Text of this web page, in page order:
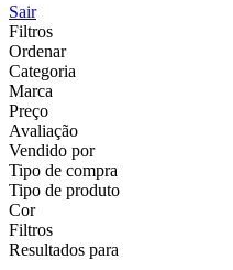
Sair
Filtros
Ordenar
Categoria
Marca
Preço
Avaliação
Vendido por
Tipo de compra
Tipo de produto
Cor
Filtros
Resultados para